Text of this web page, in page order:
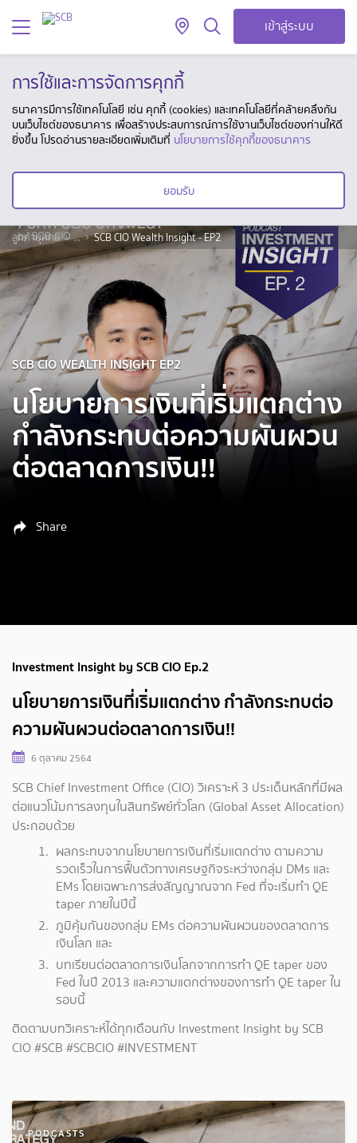
เข้าสู่ระบบ
การใช้และการจัดการคุกกี้
ธนาคารมีการใช้เทคโนโลยี เช่น คุกกี้ (cookies) และเทคโนโลยีที่คล้ายคลึงกัน
บนเว็บไซต์ของธนาคาร เพื่อสร้างประสบการณ์การใช้งานเว็บไซต์ของท่านให้ดี
ยิ่งขึ้น โปรดอ่านรายละเอียดเพิ่มเติมที่ นโยบายการใช้คุกกี้ของธนาคาร
ยอมรับ
ลูกค้าบุคคล ... SCB CIO Wealth Insight - EP2
SCB CIO WEALTH INSIGHT EP2
นโยบายการเงินที่เริ่มแตกต่าง
กำลังกระทบต่อความผันผวน
ต่อตลาดการเงิน!!
Share
Investment Insight by SCB CIO Ep.2
นโยบายการเงินที่เริ่มแตกต่าง กำลังกระทบต่อ
ความผันผวนต่อตลาดการเงิน!!
6 ตุลาคม 2564
SCB Chief Investment Office (CIO) วิเคราะห์ 3 ประเด็นหลักที่มีผล
ต่อแนวโน้มการลงทุนในสินทรัพย์ทั่วโลก (Global Asset Allocation)
ประกอบด้วย
ผลกระทบจากนโยบายการเงินที่เริ่มแตกต่าง ตามความ
รวดเร็วในการฟื้นตัวทางเศรษฐกิจระหว่างกลุ่ม DMs และ
EMs โดยเฉพาะการส่งสัญญาณจาก Fed ที่จะเริ่มทำ QE
taper ภายในปีนี้
ภูมิคุ้มกันของกลุ่ม EMs ต่อความผันผวนของตลาดการ
เงินโลก และ
บทเรียนต่อตลาดการเงินโลกจากการทำ QE taper ของ
Fed ในปี 2013 และความแตกต่างของการทำ QE taper ใน
รอบนี้
ติดตามบทวิเคราะห์ได้ทุกเดือนกับ Investment Insight by SCB
CIO #SCB #SCBCIO #INVESTMENT
PODCASTS